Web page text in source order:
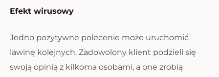
Efekt wirusowy
Jedno pozytywne polecenie może uruchomić
lawinę kolejnych. Zadowolony klient podzieli się
swoją opinią z kilkoma osobami, a one zrobią